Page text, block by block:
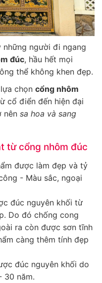
người đi ngang
đúc, hầu hết mọi
thể không khen đẹp.
chọn cổng nhôm
cổ điển đến hiện đại
nên sa hoa và sang
từ cổng nhôm đúc
được làm đẹp và tỷ
- Màu sắc, ngoại
đúc nguyên khối từ
Do đó chống cong
ra còn được sơn tĩnh
càng thêm tính đẹp
đúc nguyên khối do
30 năm.